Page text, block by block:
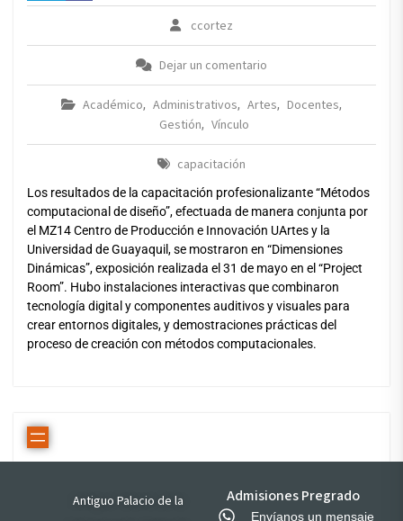
ccortez
Dejar un comentario
Académico, Administrativos, Artes, Docentes,
Gestión, Vínculo
capacitación
Los resultados de la capacitación profesionalizante “Métodos
computacional de diseño”, efectuada de manera conjunta por
el MZ14 Centro de Producción e Innovación UArtes y la
Universidad de Guayaquil, se mostraron en “Dimensiones
Dinámicas”, exposición realizada el 31 de mayo en el “Project
Room”. Hubo instalaciones interactivas que combinaron
tecnología digital y componentes auditivos y visuales para
crear entornos digitales, y demostraciones prácticas del
proceso de creación con métodos computacionales.
Antiguo Palacio de la
Admisiones Pregrado
Envíanos un mensaje